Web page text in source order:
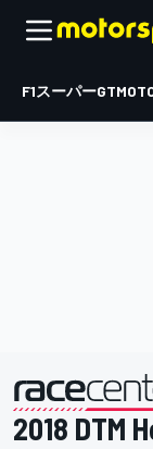
F1スーパーGT
主催
2018 DTM